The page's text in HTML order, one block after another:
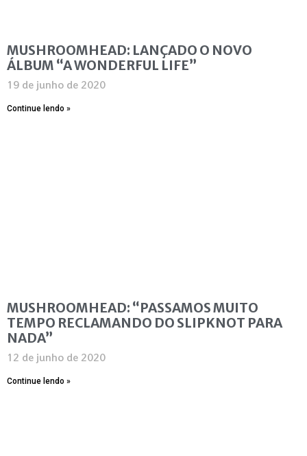
MUSHROOMHEAD: LANÇADO O NOVO
ÁLBUM “A WONDERFUL LIFE”
19 de junho de 2020
Continue lendo »
MUSHROOMHEAD: “PASSAMOS MUITO
TEMPO RECLAMANDO DO SLIPKNOT PARA
NADA”
12 de junho de 2020
Continue lendo »